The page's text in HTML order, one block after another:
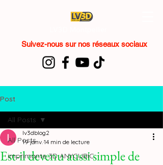
Suivez-nous sur nos réseaux sociaux
Post
All Posts
imprimante 3D ANYCUBIC
All Posts
Est-il devenu aussi simple de
lv3dblog2
19 janv.14 min de lecture